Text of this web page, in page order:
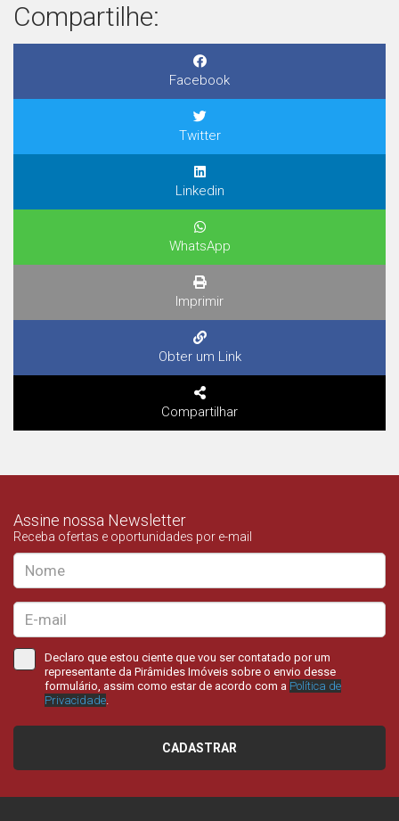
Compartilhe:
Facebook
Twitter
Linkedin
WhatsApp
Imprimir
Obter um Link
Compartilhar
Assine nossa Newsletter
Receba ofertas e oportunidades por e-mail
Declaro que estou ciente que vou ser contatado por um
representante da Pirâmides Imóveis sobre o envio desse
formulário, assim como estar de acordo com a Política de
Privacidade.
CADASTRAR